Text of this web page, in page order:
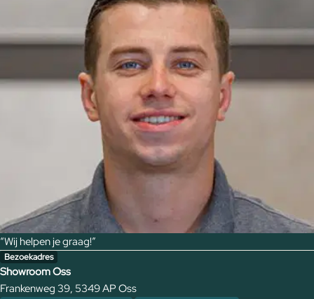
“Wij helpen je graag!”
Bezoekadres
Showroom Oss
Frankenweg 39, 5349 AP Oss